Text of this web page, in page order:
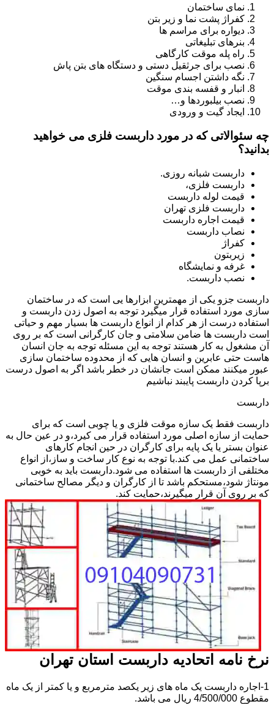
نمای ساختمان
کفراژ پشت نما و زیر بتن
دیواره برای مراسم ها
بنرهای تبلیغاتی
راه پله موقت کارگاهی
نصب برای جرثقیل دستی و دستگاه های بتن پاش
نگه داشتن اجسام سنگین
انبار و قفسه بندی موقت
نصب بیلبوردها و…
ایجاد گیت و ورودی
چه سئوالاتی که در مورد داربست فلزی می خواهید
بدانید؟
داربست شبانه روزی.
داربست فلزی،
قیمت لوله داربست
داربست فلزی تهران
قیمت اجاره داربست
نصاب داربست
کفراژ
زیربتون
غرفه و نمایشگاه
نصب داربست.
داربست جزو یکی از مهمترین ابزارها یی است که در ساختمان
سازی مورد استفاده قرار میگیرد توجه به اصول زدن داربست و
استفاده درست از هر کدام از انواع داربست ها بسیار مهم و حیاتی
است داربست ها ضامن سلامتی و جان کارگرانی است که بر روی
آن مشغول به کار هستند توجه به این مسئله توجه به جان انسان
هاست حتی عابرین و انسان هایی که از محدوده ساختمان سازی
عبور میکنند ممکن است جانشان در خطر باشد اگر به اصول درست
برپا کردن داربست پایبند نباشیم
داربست
داربست فقط یک سازه موقت فلزی و یا چوبی است که برای
حمایت از سازه اصلی مورد استفاده قرار می کیرد،و در عین حال به
عنوان بستر یا یک پایه برای کارگران در حین انجام کارهای
ساختمانی عمل می کند.با توجه به نوع کار ساخت و ساز،از انواع
مختلفی از داربست ها استفاده می شود.داربست باید به خوبی
مونتاژ شود،مستحکم باشد تا از کارگران و دیگر مصالح ساختمانی
که بر روی آن قرار میگیرند،حمایت کند.
نرخ نامه اتحادیه داربست استان تهران
1-اجاره داربست یک ماه های زیر یکصد مترمربع و یا کمتر از یک ماه
مقطوع 4/500/000 ریال می باشد.